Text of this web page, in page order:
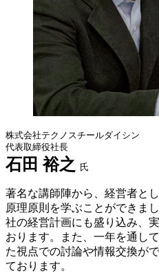
株式会社テクノスチールダイシン
代表取締役社長
石田 裕之 氏
著名な講師陣から、経営者と
原理原則を学ぶことができま
社の経営計画にも盛り込み、
おります。また、一年を通し
た視点での討論や情報交換が
ております。